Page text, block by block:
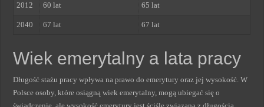
2012 60 lat 65 lat
2040 67 lat 67 lat
Wiek emerytalny a lata pracy
Długość stażu pracy wpływa na prawo do emerytury oraz jej wysokość. W
Polsce osoby, które osiągną wiek emerytalny, mogą ubiegać się o